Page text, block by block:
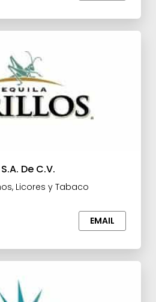
De C.V.
Licores y Tabaco
EMAIL